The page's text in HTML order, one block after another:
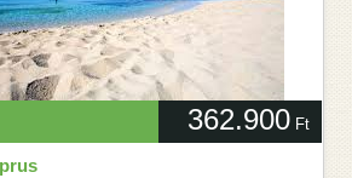
362.900 Ft